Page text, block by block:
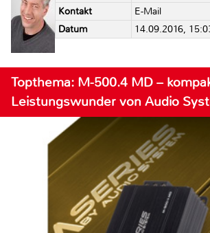
Kontakt
E-Mail
Datum
14.09.2016,
Topthema: M-500.4 MD –
Leistungswunder von Audio